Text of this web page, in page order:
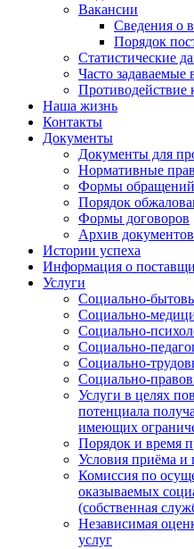
Вакансии
Сведения о
Порядок
Статистические
Часто задаваемые
Противодействие
Наша жизнь
Контакты
Документы
Документы для
Нормативные
Формы обращений
Порядок
Формы договоров
Архив документов
Истории успеха
Информация о
Услуги
Социально-
Социально-
Социально-
Социально-
Социально-
Социально-
Услуги в целях
потенциала
имеющих
Порядок и время
Условия приёма и
Комиссия по
оказываемых
(собственная
Независимая
услуг